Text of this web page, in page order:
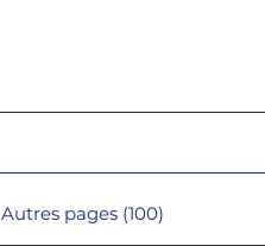
Autres pages (100)